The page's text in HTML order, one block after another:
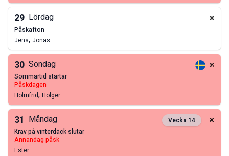
29 Lördag 88
påskafton
Jens, Jonas
30 Söndag 89
sommartid startar
påskdagen
Holmfrid, Holger
31 Måndag Vecka 14 90
krav på vinterdäck slutar
annandag påsk
Ester